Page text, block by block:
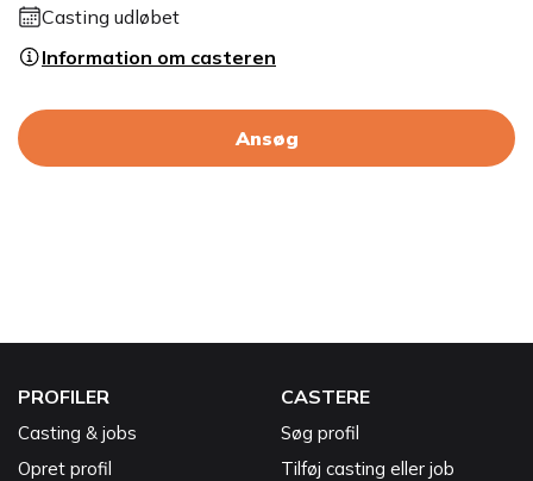
Casting udløbet
Information om casteren
Ansøg
PROFILER
Casting & jobs
Opret profil
CASTERE
Søg profil
Tilføj casting eller job